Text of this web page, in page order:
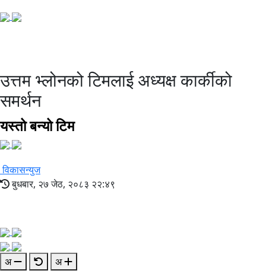
उत्तम भ्लोनको टिमलाई अध्यक्ष कार्कीको
समर्थन
यस्तो बन्यो टिम
विकासन्युज
बुधबार, २७ जेठ, २०८३ २२:४९
अ
अ